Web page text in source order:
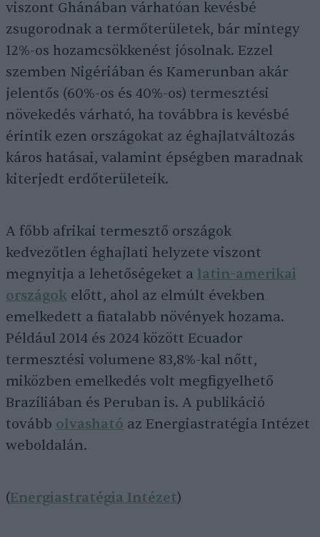
viszont Ghánában várhatóan kevésbé
zsugorodnak a termőterületek, bár mintegy
12%-os hozamcsökkenést jósolnak. Ezzel
szemben Nigériában és Kamerunban akár
jelentős (60%-os és 40%-os) termesztési
növekedés várható, ha továbbra is kevésbé
érintik ezen országokat az éghajlatváltozás
káros hatásai, valamint épségben maradnak
kiterjedt erdőterületeik.
A főbb afrikai termesztő országok
kedvezőtlen éghajlati helyzete viszont
megnyitja a lehetőségeket a latin-amerikai
országok előtt, ahol az elmúlt években
emelkedett a fiatalabb növények hozama.
Például 2014 és 2024 között Ecuador
termesztési volumene 83,8%-kal nőtt,
miközben emelkedés volt megfigyelhető
Brazíliában és Peruban is. A publikáció
tovább olvasható az Energiastratégia Intézet
weboldalán.
(Energiastratégia Intézet)